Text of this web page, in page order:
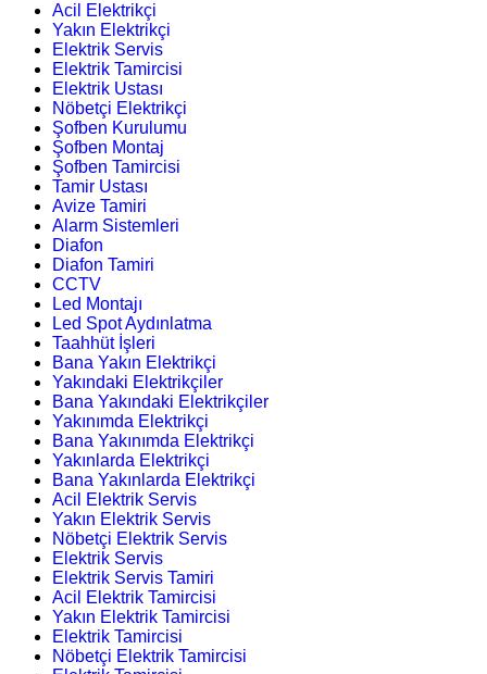
Acil Elektrikçi
Yakın Elektrikçi
Elektrik Servis
Elektrik Tamircisi
Elektrik Ustası
Nöbetçi Elektrikçi
Şofben Kurulumu
Şofben Montaj
Şofben Tamircisi
Tamir Ustası
Avize Tamiri
Alarm Sistemleri
Diafon
Diafon Tamiri
CCTV
Led Montajı
Led Spot Aydınlatma
Taahhüt İşleri
Bana Yakın Elektrikçi
Yakındaki Elektrikçiler
Bana Yakındaki Elektrikçiler
Yakınımda Elektrikçi
Bana Yakınımda Elektrikçi
Yakınlarda Elektrikçi
Bana Yakınlarda Elektrikçi
Acil Elektrik Servis
Yakın Elektrik Servis
Nöbetçi Elektrik Servis
Elektrik Servis
Elektrik Servis Tamiri
Acil Elektrik Tamircisi
Yakın Elektrik Tamircisi
Elektrik Tamircisi
Nöbetçi Elektrik Tamircisi